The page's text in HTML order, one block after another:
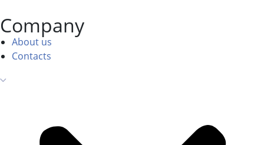
Company
About us
Contacts